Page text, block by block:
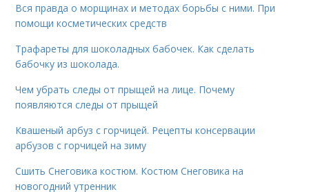
Вся правда о морщинах и методах борьбы с ними. При
помощи косметических средств
Трафареты для шоколадных бабочек. Как сделать
бабочку из шоколада.
Чем убрать следы от прыщей на лице. Почему
появляются следы от прыщей
Квашеный арбуз с горчицей. Рецепты консервации
арбузов с горчицей на зиму
Сшить Снеговика костюм. Костюм Снеговика на
новогодний утренник